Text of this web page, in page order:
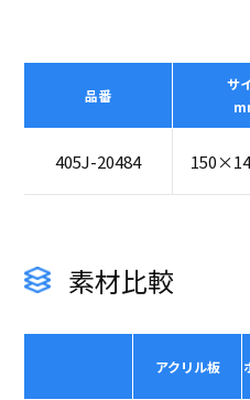
品番
サ
405J-20484
素材比較
アクリル板